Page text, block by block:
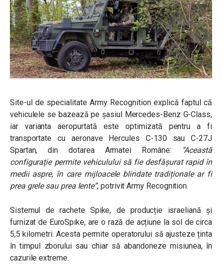
Site-ul de specialitate Army Recognition explică faptul că
vehiculele se bazează pe șasiul Mercedes-Benz G-Class,
iar varianta aeropurtată este optimizată pentru a fi
transportate cu aeronave Hercules C-130 sau C-27J
Spartan, din dotarea Armatei Române: “Această
configurație permite vehiculului să fie desfășurat rapid în
medii aspre, în care mijloacele blindate tradiționale ar fi
prea grele sau prea lente”, potrivit Army Recognition.
Sistemul de rachete Spike, de producție israeliană și
furnizat de EuroSpike, are o rază de acțiune la sol de circa
5,5 kilometri. Acesta permite operatorului să ajusteze ținta
în timpul zborului sau chiar să abandoneze misiunea, în
cazurile extreme.